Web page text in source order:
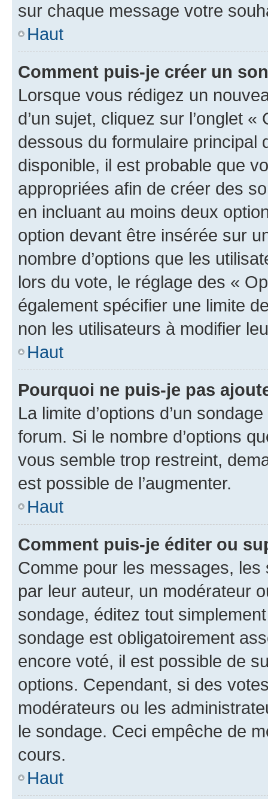
sur chaque message votre
Haut
Comment puis-je créer un
Lorsque vous rédigez un
d’un sujet, cliquez sur l’onglet
dessous du formulaire principal
disponible, il est probable que
appropriées afin de créer des
en incluant au moins deux
option devant être insérée sur
nombre d’options que les
lors du vote, le réglage des «
également spécifier une limite
non les utilisateurs à modifier
Haut
Pourquoi ne puis-je pas
La limite d’options d’un
forum. Si le nombre d’options
vous semble trop restreint,
est possible de l’augmenter.
Haut
Comment puis-je éditer ou
Comme pour les messages,
par leur auteur, un modérateur
sondage, éditez tout
sondage est obligatoirement
encore voté, il est possible de
options. Cependant, si des
modérateurs ou les
le sondage. Ceci empêche de
cours.
Haut